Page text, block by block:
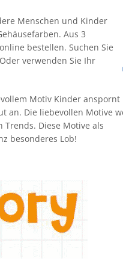
Menschen und Kinder
Aus 3
bestellen. Suchen Sie
verwenden Sie Ihr
Motiv Kinder
an. Die liebevollen Motive
Diese Motive als
besonderes Lob!